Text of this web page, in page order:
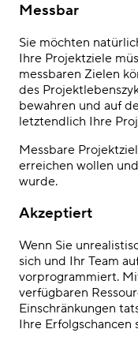
Messbar
Sie möchten
Ihre Projektziele
messbaren Zielen
des
bewahren und auf
letztendlich Ihre
Messbare
erreichen wollen
wurde.
Akzeptiert
Wenn Sie
sich und Ihr Team
vorprogrammiert.
verfügbaren
Einschränkungen
Ihre Erfolgschancen